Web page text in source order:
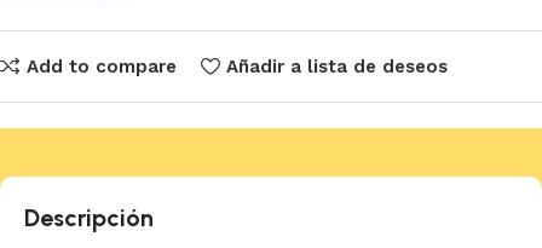
Add to compare Añadir a lista de deseos
Descripción